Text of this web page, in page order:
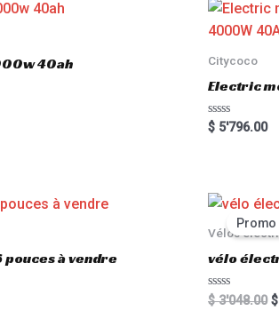
40ah Citycoco
Electric
R
a
o
u
o
f
$ 5'796.00
à vendre
Promo
Vélos
vélo
R
a
$3'048.00 $